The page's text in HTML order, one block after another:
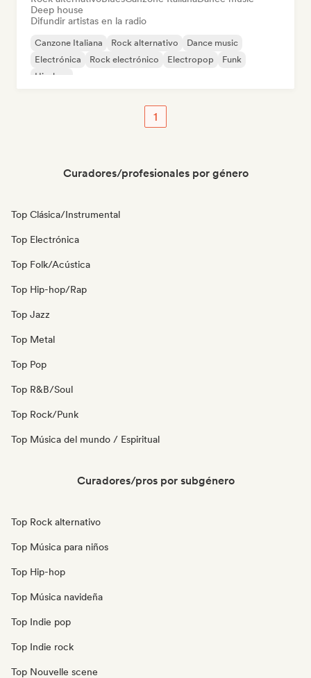
Deep house
Difundir artistas en la radio
Canzone Italiana Rock alternativo
Dance music
Electrónica
Rock electrónico Electropop
Funk
Hip-hop
1
Curadores/profesionales por género
Top Clásica/Instrumental
Top Electrónica
Top Folk/Acústica
Top Hip-hop/Rap
Top Jazz
Top Metal
Top Pop
Top R&B/Soul
Top Rock/Punk
Top Música del mundo / Espiritual
Curadores/pros por subgénero
Top Rock alternativo
Top Música para niños
Top Hip-hop
Top Música navideña
Top Indie pop
Top Indie rock
Top Nouvelle scene